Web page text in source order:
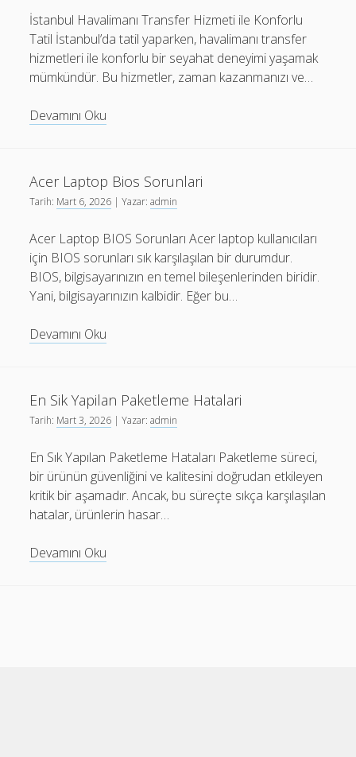
İstanbul Havalimanı Transfer Hizmeti ile Konforlu
Tatil İstanbul’da tatil yaparken, havalimanı transfer
hizmetleri ile konforlu bir seyahat deneyimi yaşamak
mümkündür. Bu hizmetler, zaman kazanmanızı ve…
Devamını Oku
İle
Konforlu
Acer Laptop Bios Sorunlari
Tarih: Mart 6, 2026 | Yazar:admin
Acer Laptop BIOS Sorunları Acer laptop kullanıcıları
için BIOS sorunları sık karşılaşılan bir durumdur.
BIOS, bilgisayarınızın en temel bileşenlerinden biridir.
Yani, bilgisayarınızın kalbidir. Eğer bu…
Devamını Oku
Sorunlari
En Sik Yapilan Paketleme Hatalari
Tarih: Mart 3, 2026 | Yazar:admin
En Sık Yapılan Paketleme Hataları Paketleme süreci,
bir ürünün güvenliğini ve kalitesini doğrudan etkileyen
kritik bir aşamadır. Ancak, bu süreçte sıkça karşılaşılan
hatalar, ürünlerin hasar…
Devamını Oku